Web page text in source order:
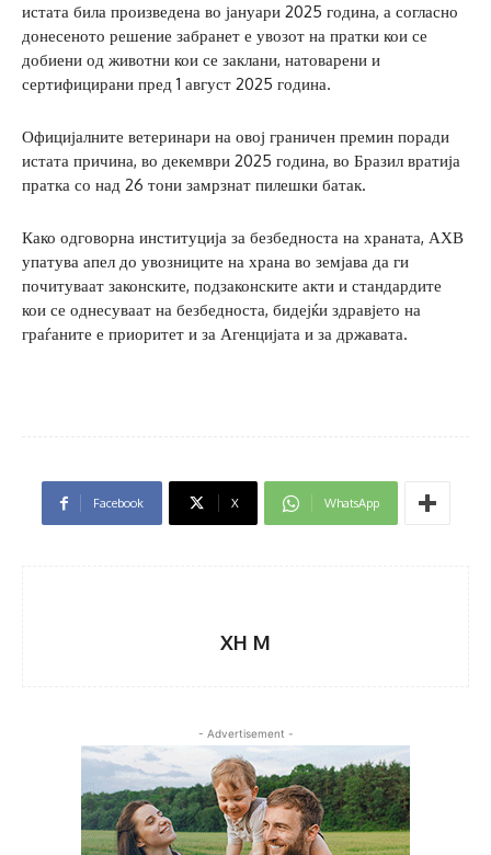
истата била произведена во јануари 2025 година, а согласно
донесеното решение забранет е увозот на пратки кои се
добиени од животни кои се заклани, натоварени и
сертифицирани пред 1 август 2025 година.
Официјалните ветеринари на овој граничен премин поради
истата причина, во декември 2025 година, во Бразил вратија
пратка со над 26 тони замрзнат пилешки батак.
Како одговорна институција за безбедноста на храната, АХВ
упатува апел до увозниците на храна во земјава да ги
почитуваат законските, подзаконските акти и стандардите
кои се однесуваат на безбедноста, бидејќи здравјето на
граѓаните е приоритет и за Агенцијата и за државата.
Facebook X WhatsApp
XH M
- Advertisement -